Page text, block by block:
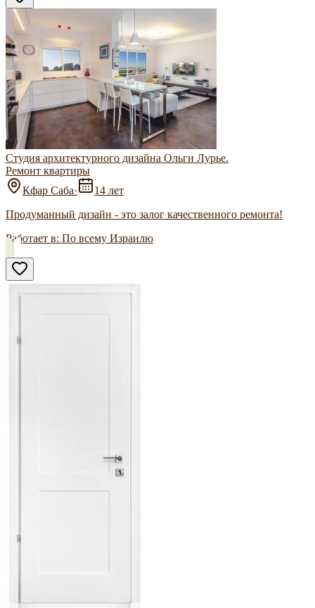
Студия архитектурного дизайна Ольги Лурье.
Ремонт квартиры
Кфар Саба·
14 лет
Продуманный дизайн - это залог качественного ремонта!
Работает в: По всему Израилю